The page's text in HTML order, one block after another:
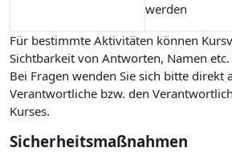
werden
Für bestimmte Aktivitäten können
Sichtbarkeit von Antworten, Namen
Bei Fragen wenden Sie sich bitte direkt
Verantwortliche bzw. den
Kurses.
Sicherheitsmaßnahmen